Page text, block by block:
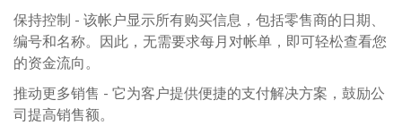
保持控制 - 该帐户显示所有购买信息，包括零售商的日期、
编号和名称。因此，无需要求每月对帐单，即可轻松查看您
的资金流向。
推动更多销售 - 它为客户提供便捷的支付解决方案，鼓励公
司提高销售额。